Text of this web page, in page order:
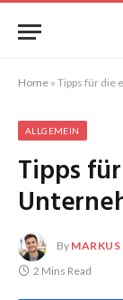
Home » Tipps für die
ALLGEMEIN
Tipps
By
2 Mins Read